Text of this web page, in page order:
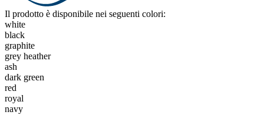
Il prodotto è disponibile nei seguenti colori:
white
black
graphite
grey heather
ash
dark green
red
royal
navy